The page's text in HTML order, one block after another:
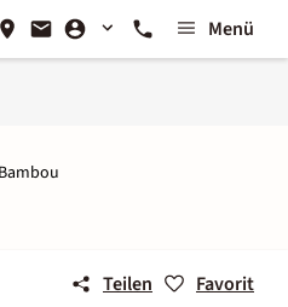
Menü
Bambou
Teilen Favorit